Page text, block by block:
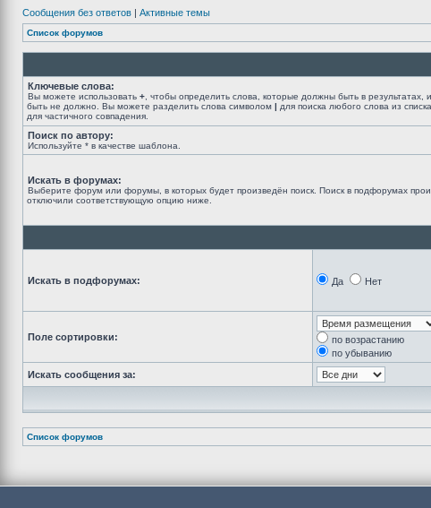
Сообщения без ответов | Активные темы
Список форумов
Ключевые слова:
Вы можете использовать + , чтобы определить слова, которые должны быть в результатах, и
быть не должно. Вы можете разделить слова символом | для поиска любого слова из
для частичного совпадения.
Поиск по автору:
Используйте * в качестве шаблона.
Искать в форумах:
Выберите форум или форумы, в которых будет произведён поиск. Поиск в подфорумах
отключили соответствующую опцию ниже.
Искать в подфорумах: Да Нет
Поле сортировки:
по возрастанию
по убыванию
Искать сообщения за:
Список форумов